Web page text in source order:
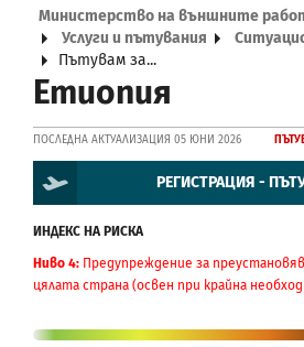
Министерство на външните
Услуги и пътувания
Пътувам за...
Етиопия
ПОСЛЕДНА АКТУАЛИЗАЦИЯ 05 ЮНИ 2026
РЕГИСТРАЦИЯ -
ИНДЕКС НА РИСКА
Ниво 4: Предупреждение за
цялата страна (освен при крайна